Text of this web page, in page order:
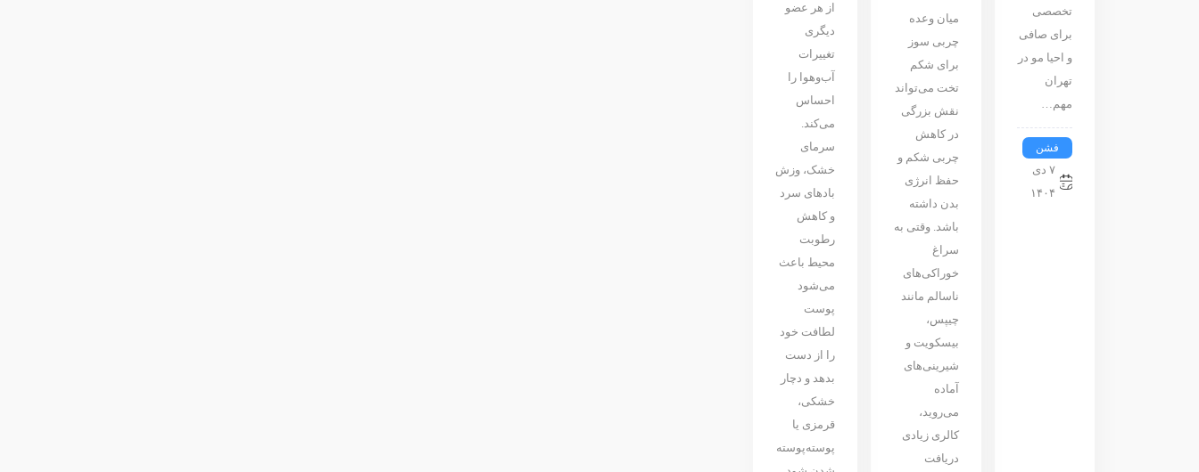
تخصصی
برای صافی
و احیا مو در
تهران
مهم…
فشن
۷ دی
۱۴۰۴
میان ‌وعده
چربی ‌سوز
برای شکم
تخت می‌تواند
نقش بزرگی
در کاهش
چربی شکم و
حفظ انرژی
بدن داشته
باشد. وقتی به
سراغ
خوراکی‌های
ناسالم مانند
چیپس،
بیسکویت و
شیرینی‌های
آماده
می‌روید،
کالری زیادی
دریافت
از هر عضو
دیگری
تغییرات
آب‌وهوا را
احساس
می‌کند.
سرمای
خشک، وزش
بادهای سرد
و کاهش
رطوبت
محیط باعث
می‌شود
پوست
لطافت خود
را از دست
بدهد و دچار
خشکی،
قرمزی یا
پوسته‌پوسته